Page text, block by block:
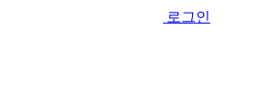
로그인